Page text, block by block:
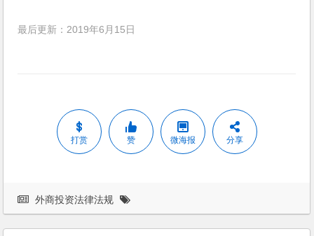
最后更新：2019年6月15日
打赏 赞 微海报 分享
外商投资法律法规